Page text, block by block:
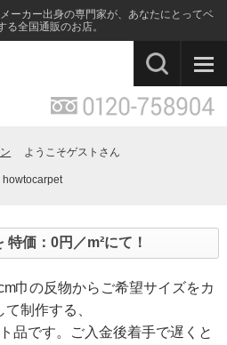
ーカー出身の専門家が、あなたにとってベ
全国通販のお店。
ようこそゲストさん
特価：0円／m²にて！
巾の反物からご希望サイズをカ
て制作する、
品です。ご入金後着手で遅くと